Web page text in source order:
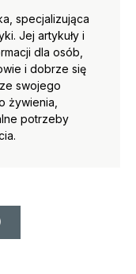
specjalizująca
Jej artykuły i
dla osób,
i dobrze się
swojego
żywienia,
potrzeby